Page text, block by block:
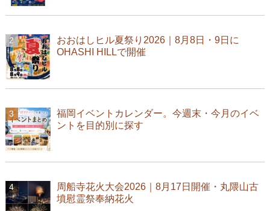
おおはしヒル夏祭り2026｜8月8日・9日に
OHASHI HILLで開催
福岡イベントカレンダー。今週末・今月のイベ
ントを目的別に探す
周船寺花火大会2026｜8月17日開催・丸隈山古
墳慰霊祭奉納花火